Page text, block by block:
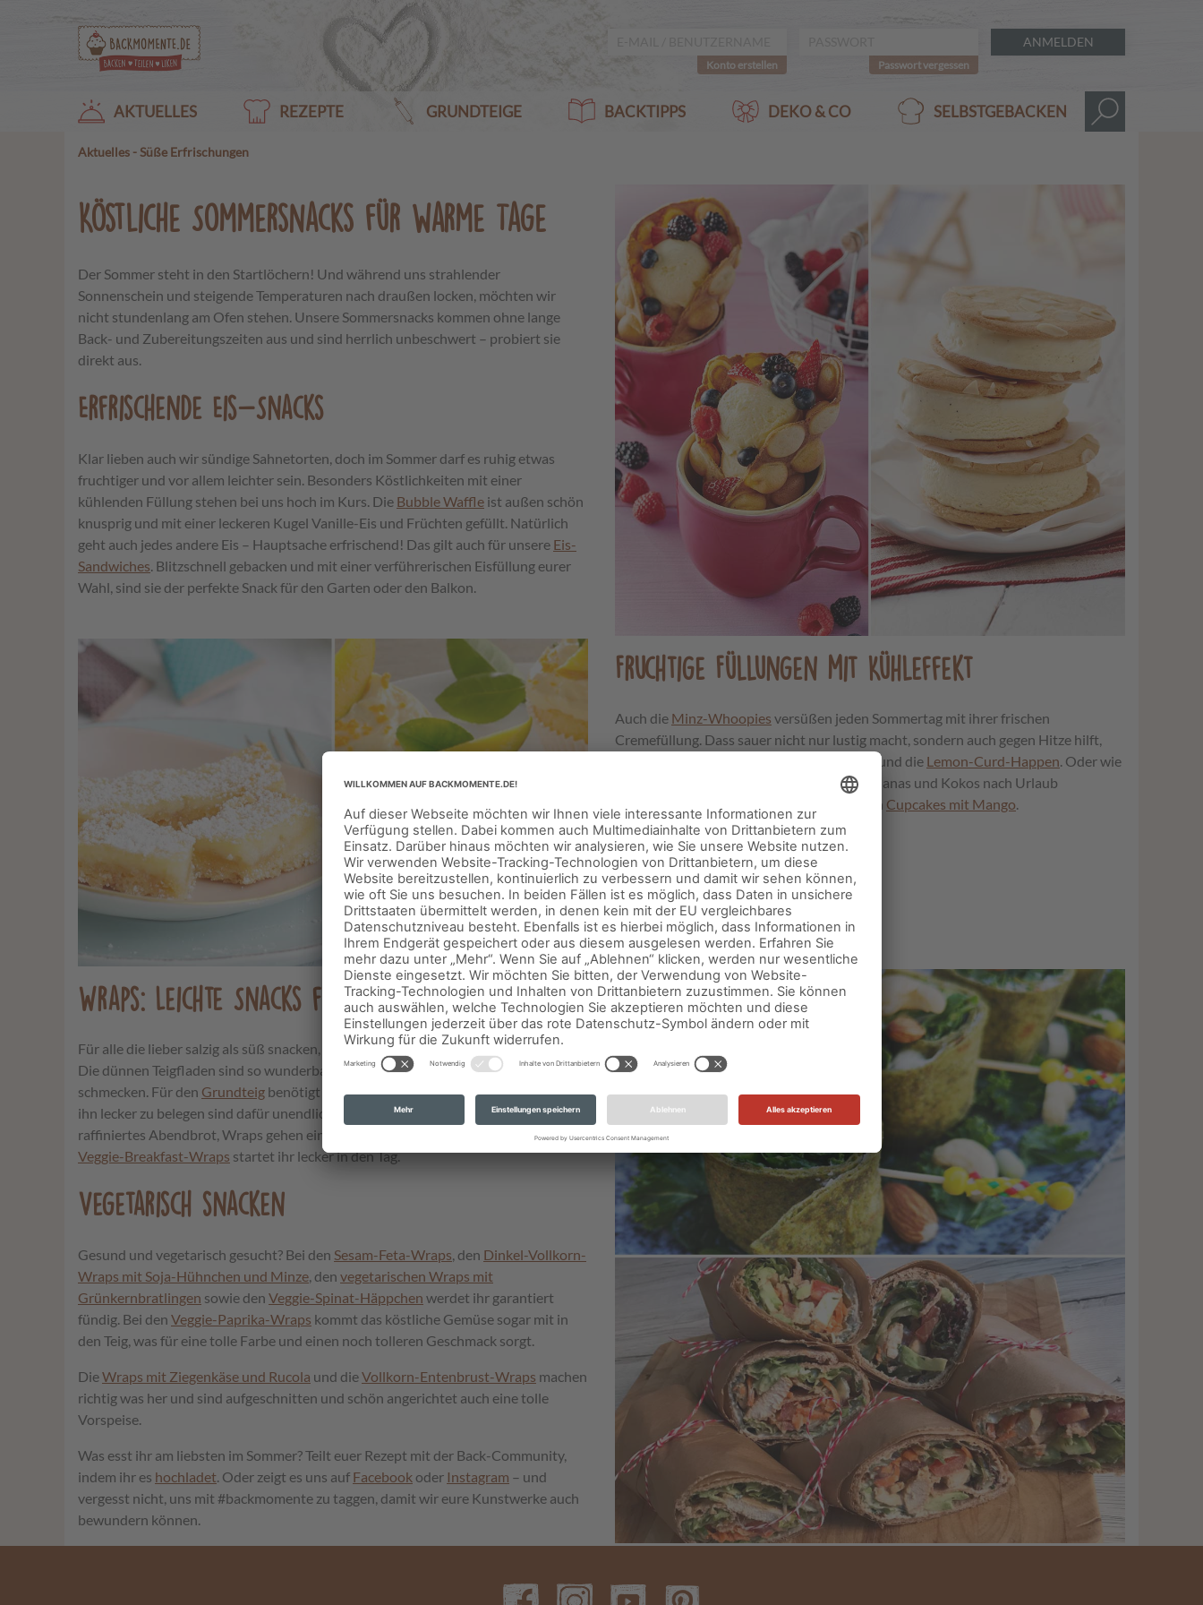
Konto erstellen Passwort vergessen
ANMELDEN
AKTUELLES REZEPTE GRUNDTEIGE BACKTIPPS DEKO & CO SELBSTGEBACKEN
Aktuelles -Süße Erfrischungen
Köstliche Sommersnacks für warme Tage
Der Sommer steht in den Startlöchern! Und während uns strahlender
Sonnenschein und steigende Temperaturen nach draußen locken, möchten wir
nicht stundenlang am Ofen stehen. Unsere Sommersnacks kommen ohne lange
Back- und Zubereitungszeiten aus und sind herrlich unbeschwert – probiert sie
direkt aus.
Erfrischende Eis-Snacks
Klar lieben auch wir sündige Sahnetorten, doch im Sommer darf es ruhig etwas
fruchtiger und vor allem leichter sein. Besonders Köstlichkeiten mit einer
kühlenden Füllung stehen bei uns hoch im Kurs. Die Bubble Waffle ist außen schön
knusprig und mit einer leckeren Kugel Vanille-Eis und Früchten gefüllt. Natürlich
geht auch jedes andere Eis – Hauptsache erfrischend! Das gilt auch für unsere Eis-
Sandwiches . Blitzschnell gebacken und mit einer verführerischen Eisfüllung eurer
Wahl, sind sie der perfekte Snack für den Garten oder den Balkon.
Fruchtige Füllungen mit Kühleffekt
Auch die Minz-Whoopies versüßen jeden Sommertag mit ihrer frischen
Cremefüllung. Dass sauer nicht nur lustig macht, sondern auch gegen Hitze hilft,
und die Lemon-Curd-Happen. Oder wie
, die mit Ananas und Kokos nach Urlaub
schmecken? Eine perfekte Ergänzung zu den Cupcakes mit Mango.
Wraps: Leichte Snacks für jede Tageszeit
Für alle die lieber salzig als süß snacken, haben wir köstliche Wrap-Rezepte parat.
Die dünnen Teigfladen sind so wunderbar variabel, dass sie einfach jedem
schmecken. Für den Grundteig benötigt ihr nur wenige Zutaten. Die Möglichkeiten,
ihn lecker zu belegen sind dafür unendlich. Ob als leichtes Mittagessen oder
raffiniertes Abendbrot, Wraps gehen einfach immer. Sogar zum Frühstück: mit den
Veggie-Breakfast-Wraps startet ihr lecker in den Tag.
Vegetarisch snacken
Gesund und vegetarisch gesucht? Bei den Sesam-Feta-Wraps, den Dinkel-Vollkorn-
Wraps mit Soja-Hühnchen und Minze, den vegetarischen Wraps mit
Grünkernbratlingen sowie den Veggie-Spinat-Häppchen werdet ihr garantiert
fündig. Bei den Veggie-Paprika-Wraps kommt das köstliche Gemüse sogar mit in
den Teig, was für eine tolle Farbe und einen noch tolleren Geschmack sorgt.
DieWraps mit Ziegenkäse und Rucola und dieVollkorn-Entenbrust-Wraps machen
richtig was her und sind aufgeschnitten und schön angerichtet auch eine tolle
Vorspeise.
Was esst ihr am liebsten im Sommer? Teilt euer Rezept mit der Back-Community,
indem ihr es hochladet. Oder zeigt es uns auf Facebook oder Instagram – und
vergesst nicht, uns mit #backmomente zu taggen, damit wir eure Kunstwerke auch
bewundern können.